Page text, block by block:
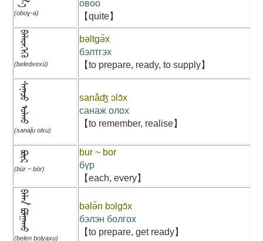
(oboɣ-a)
овоо
【quite】
ᠪᠡᠯᠡᠳᠬᠡᠬᠦ
(beledxexü)
bəltgə̌x
бэлтгэх
【to prepare, ready, to supply】
ᠰᠠᠨᠠᠵᠤ ᠣᠯᠬᠤ
(sanaǰu olxu)
sanǎʤ ɔlɔ̌x
санаж олох
【to remember, realise】
ᠪᠦᠷ
(bür ~ bör)
bur ~ bor
бүр
【each, every】
ᠪᠡᠯᠡᠨ ᠪᠣᠯᠭᠠᠬᠤ
(belen bolɣaxu)
bələ̌n bɔlgɔ̌x
бэлэн болгох
【to prepare, get ready】